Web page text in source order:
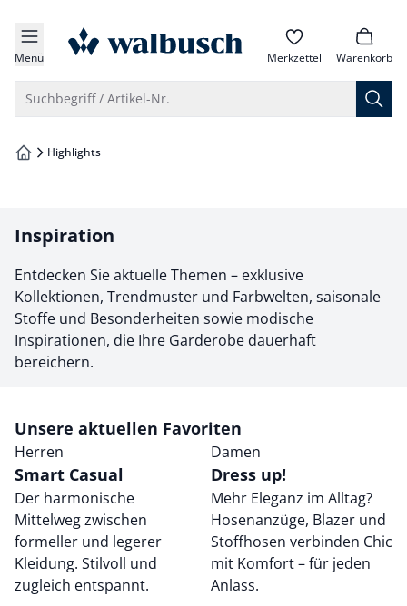
springen
springen
springen
springen
Menü zur Startseite Merkzettel Warenkorb
Suchbegriff / Artikel-Nr.
zur Startseite
Highlights
Inspiration
Entdecken Sie aktuelle Themen – exklusive
Kollektionen, Trendmuster und Farbwelten, saisonale
Stoffe und Besonderheiten sowie modische
Inspirationen, die Ihre Garderobe dauerhaft
bereichern.
Unsere aktuellen Favoriten
Herren
Smart Casual
Der harmonische
Mittelweg zwischen
formeller und legerer
Kleidung. Stilvoll und
zugleich entspannt.
Damen
Dress up!
Mehr Eleganz im Alltag?
Hosenanzüge, Blazer und
Stoffhosen verbinden Chic
mit Komfort – für jeden
Anlass.